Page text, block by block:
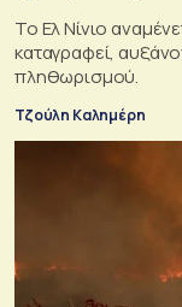
Το Ελ Νίνιο
καταγραφεί,
πληθωρισμού.
Τζούλη Καλημέρη